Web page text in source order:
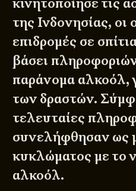
της Ινδονησίας, οι
επιδρομές σε
βάσει
παράνομα αλκοόλ,
των δραστών.
τελευταίες
συνελήφθησαν ως
κυκλώματος με το
αλκοόλ.